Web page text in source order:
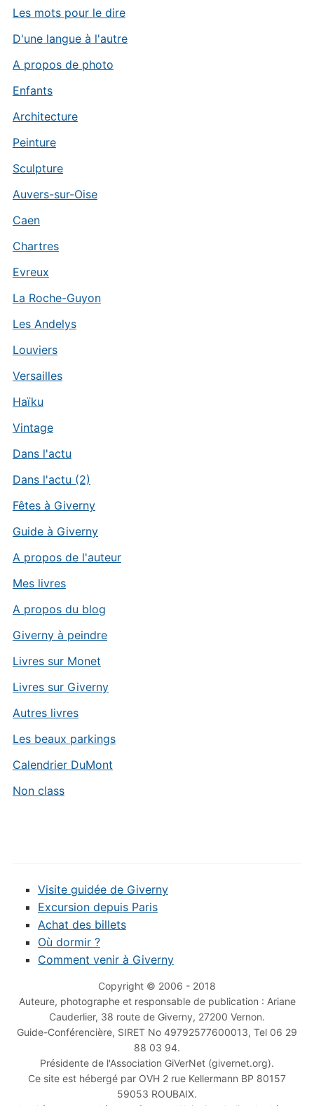
Les mots pour le dire
D'une langue à l'autre
A propos de photo
Enfants
Architecture
Peinture
Sculpture
Auvers-sur-Oise
Caen
Chartres
Evreux
La Roche-Guyon
Les Andelys
Louviers
Versailles
Haïku
Vintage
Dans l'actu
Dans l'actu (2)
Fêtes à Giverny
Guide à Giverny
A propos de l'auteur
Mes livres
A propos du blog
Giverny à peindre
Livres sur Monet
Livres sur Giverny
Autres livres
Les beaux parkings
Calendrier DuMont
Non class
Visite guidée de Giverny
Excursion depuis Paris
Achat des billets
Où dormir ?
Comment venir à Giverny
Copyright © 2006 - 2018
Auteure, photographe et responsable de publication : Ariane
Cauderlier, 38 route de Giverny, 27200 Vernon.
Guide-Conférencière, SIRET No 49792577600013, Tel 06 29
88 03 94.
Présidente de l'Association GiVerNet (givernet.org).
Ce site est hébergé par OVH 2 rue Kellermann BP 80157
59053 ROUBAIX.